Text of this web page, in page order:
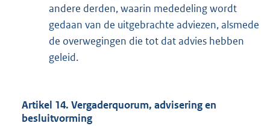
andere derden, waarin mededeling wordt
gedaan van de uitgebrachte adviezen, alsmede
de overwegingen die tot dat advies hebben
geleid.
Artikel 14. Vergaderquorum, advisering en
besluitvorming